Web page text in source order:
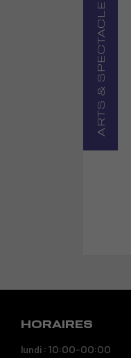
ARTS & SPECTACLE
HORAIRES
lundi : 10:00-00:00